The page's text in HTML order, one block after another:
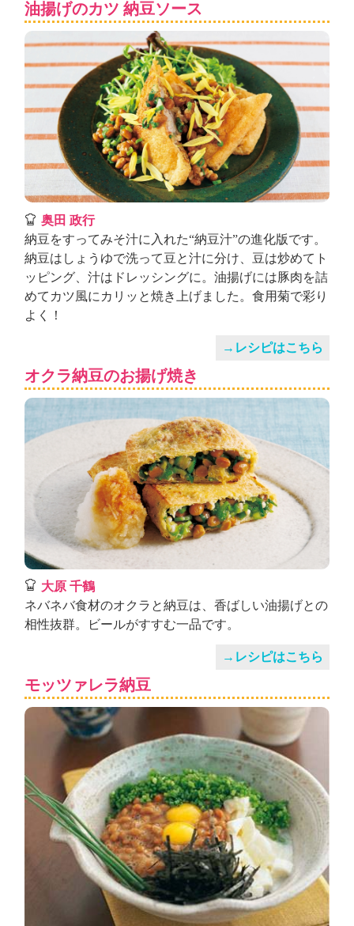
ョ
ル
「
み
ん
な
の
き
ょ
う
の
」
油揚げのカツ 納豆ソース
奥田 政行
納豆をすってみそ汁に入れた“納豆汁”の進化版です。
納豆はしょうゆで洗って豆と汁に分け、豆は炒めてト
ッピング、汁はドレッシングに。油揚げには豚肉を詰
めてカツ風にカリッと焼き上げました。食用菊で彩り
よく！
→レシピはこちら
オクラ納豆のお揚げ焼き
大原 千鶴
ネバネバ食材のオクラと納豆は、香ばしい油揚げとの
相性抜群。ビールがすすむ一品です。
→レシピはこちら
モッツァレラ納豆